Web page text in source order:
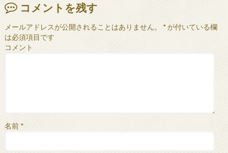
コメントを残す
メールアドレスが公開されることはありません。 *が付いている欄
は必須項目です
コメント
名前 *